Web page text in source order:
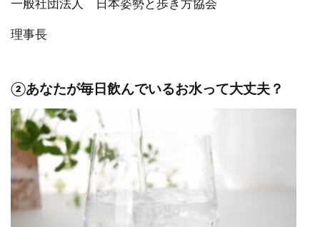
一般社団法人 日本姿勢と歩き方協会
理事長
②あなたが毎日飲んでいるお水って大丈夫？